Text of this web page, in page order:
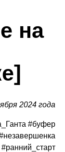
на
2024 года
#буфер